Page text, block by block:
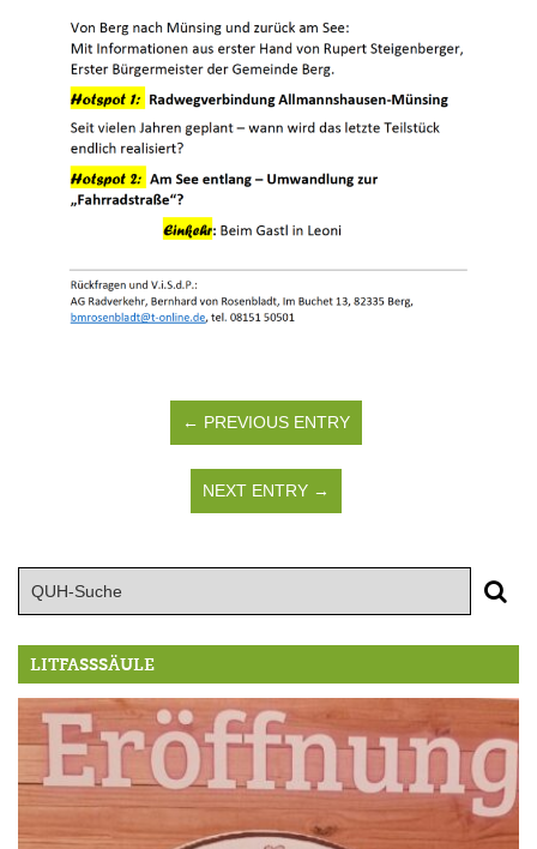
← PREVIOUS ENTRY
NEXT ENTRY →
LITFASSSÄULE